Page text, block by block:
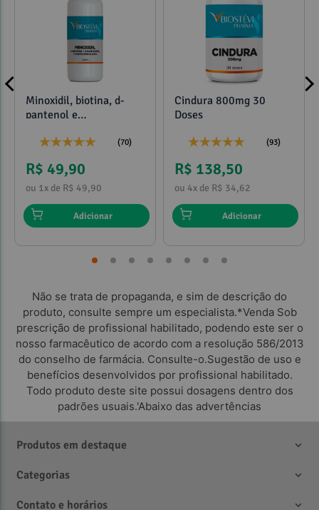
Minoxidil, biotina, d-
pantenol e
(70)
R$ 49,90
ou 1x de R$ 49,90
Adicionar
Cindura 800mg 30
Doses
(93)
R$ 138,50
ou 4x de R$ 34,62
Adicionar
Não se trata de propaganda, e sim de descrição do
produto, consulte sempre um especialista.*Venda Sob
prescrição de profissional habilitado, podendo este ser o
nosso farmacêutico de acordo com a resolução 586/2013
do conselho de farmácia. Consulte-o.Sugestão de uso e
benefícios desenvolvidos por profissional habilitado.
Todo produto deste site possui dosagens dentro dos
padrões usuais.'Abaixo das advertências
Produtos em destaque
Categorias
Contato e horários